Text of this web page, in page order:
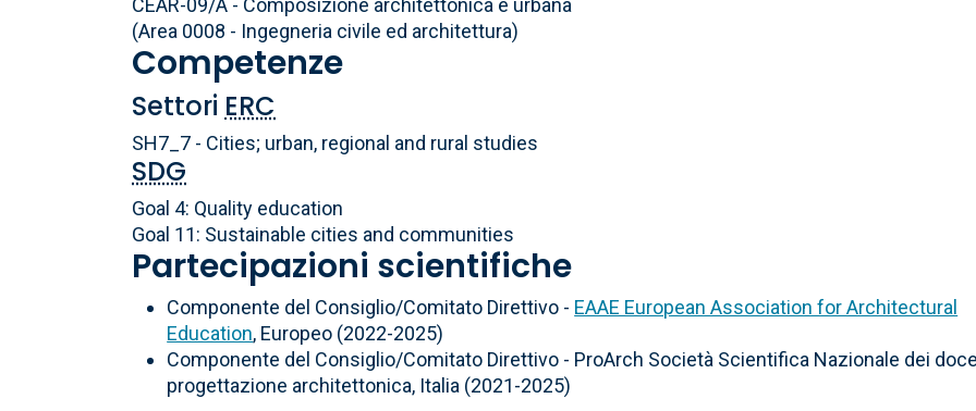
CEAR-09/A - Composizione architettonica e urbana
(Area 0008 - Ingegneria civile ed architettura)
Competenze
Settori ERC
SH7_7 - Cities; urban, regional and rural studies
SDG
Goal 4: Quality education
Goal 11: Sustainable cities and communities
Partecipazioni scientifiche
Componente del Consiglio/Comitato Direttivo - EAAE European Association for Architectural
Education, Europeo (2022-2025)
Componente del Consiglio/Comitato Direttivo - ProArch Società Scientifica Nazionale dei
progettazione architettonica, Italia (2021-2025)